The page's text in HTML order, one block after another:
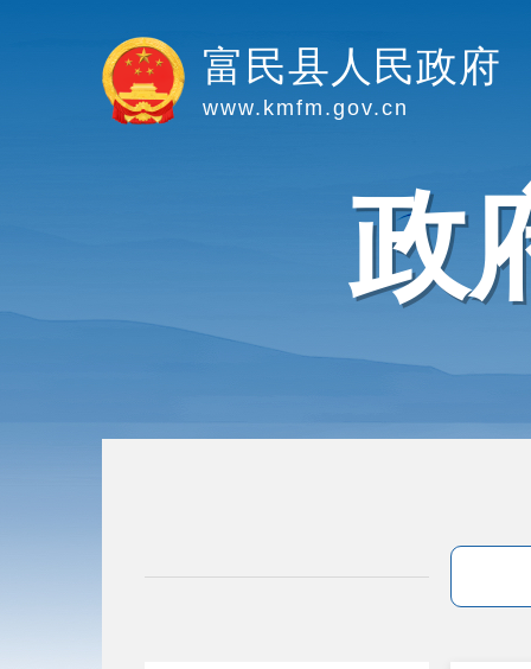
富民县人民政府
www.kmfm.gov.cn
政